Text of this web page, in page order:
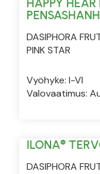
HAPPY
DASIPHORA
PINK STAR
Vyöhyke: I-VI
Valovaatimus:
ILONA®
DASIPHORA